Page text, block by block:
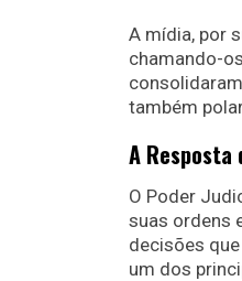
A mídia, por
chamando-
também
A Resposta
O Poder
suas ordens
decisões
um dos